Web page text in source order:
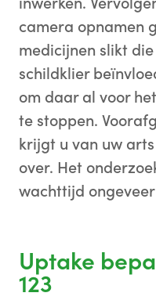
camera opnamen
medicijnen slikt
schildklier
om daar al voor
te stoppen.
krijgt u van uw
over. Het
wachttijd
Uptake
123